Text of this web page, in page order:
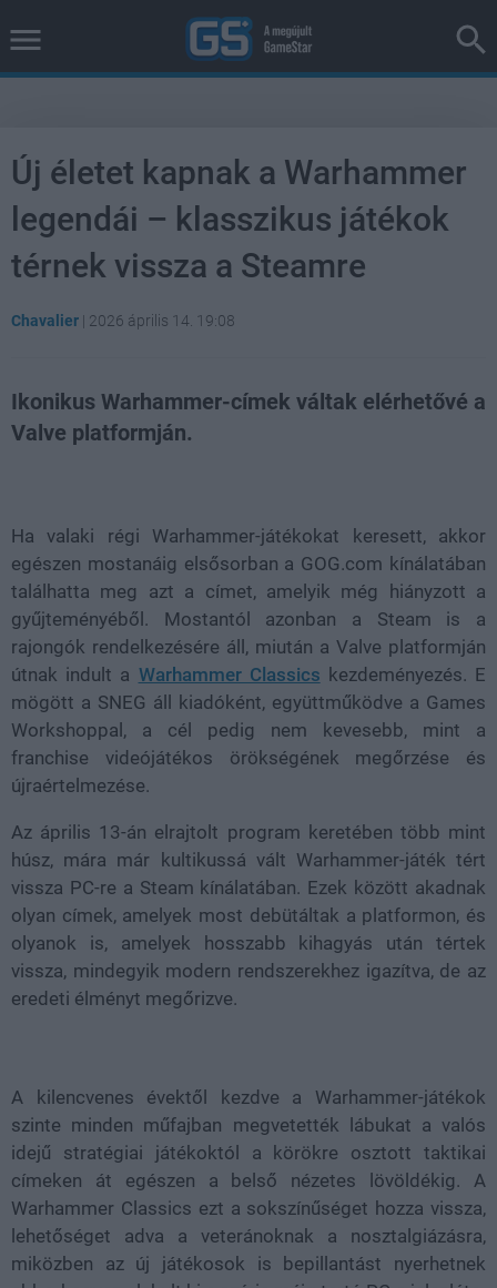
Új életet kapnak a Warhammer
legendái – klasszikus játékok
térnek vissza a Steamre
Chavalier | 2026 április 14. 19:08
Ikonikus Warhammer-címek váltak elérhetővé a
Valve platformján.
Ha valaki régi Warhammer-játékokat keresett, akkor
egészen mostanáig elsősorban a GOG.com kínálatában
találhatta meg azt a címet, amelyik még hiányzott a
gyűjteményéből. Mostantól azonban a Steam is a
rajongók rendelkezésére áll, miután a Valve platformján
útnak indult a Warhammer Classics kezdeményezés. E
mögött a SNEG áll kiadóként, együttműködve a Games
Workshoppal, a cél pedig nem kevesebb, mint a
franchise videójátékos örökségének megőrzése és
újraértelmezése.
Az április 13-án elrajtolt program keretében több mint
húsz, mára már kultikussá vált Warhammer-játék tért
vissza PC-re a Steam kínálatában. Ezek között akadnak
olyan címek, amelyek most debütáltak a platformon, és
olyanok is, amelyek hosszabb kihagyás után tértek
vissza, mindegyik modern rendszerekhez igazítva, de az
eredeti élményt megőrizve.
A kilencvenes évektől kezdve a Warhammer-játékok
szinte minden műfajban megvetették lábukat a valós
idejű stratégiai játékoktól a körökre osztott taktikai
címeken át egészen a belső nézetes lövöldékig. A
Warhammer Classics ezt a sokszínűséget hozza vissza,
lehetőséget adva a veteránoknak a nosztalgiázásra,
miközben az új játékosok is bepillantást nyerhetnek